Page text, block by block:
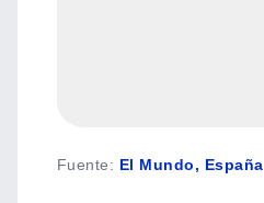
Fuente: El Mundo, España